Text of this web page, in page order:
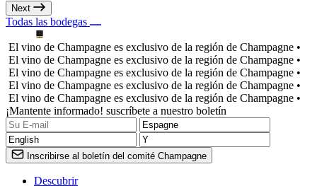
Next
Todas las bodegas
El vino de Champagne es exclusivo de la región de Champagne •
El vino de Champagne es exclusivo de la región de Champagne •
El vino de Champagne es exclusivo de la región de Champagne •
El vino de Champagne es exclusivo de la región de Champagne •
El vino de Champagne es exclusivo de la región de Champagne •
¡Mantente informado! suscríbete a nuestro boletín
Inscribirse al boletín del comité Champagne
Descubrir